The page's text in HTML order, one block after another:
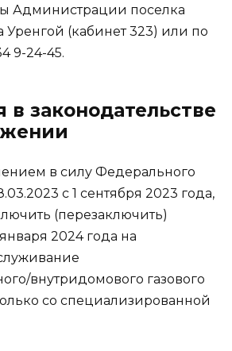
Администрации поселка
Уренгой (кабинет 323) или по
9-24-45.
в законодательстве
в силу Федерального
с 1 сентября 2023 года,
(перезаключить)
2024 года на
внутридомового газового
со специализированной